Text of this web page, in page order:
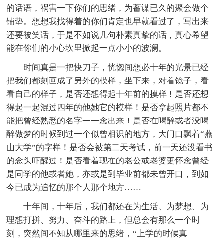
的话语，祸害一下你们的思绪，为蓄谋已久的聚会做个
铺垫。想想我找得着的你们肯定也早就看过了，写出来
还要被笑话，于是不如说几句朴素真挚的话，真心希望
能在你们的小心坎里掀起一点小小的波澜。
时间真是一把快刀子，恍惚间想必十年的光景已经
把我们都刻画成了另外的模样，坐下来，对着镜子，看
看自己的样子，是否还想得起十年前的摸样！是否还想
得起一起混过四年的他她它的模样！是否拿起照片都不
能把曾经熟悉的名字一一念出来！是否在喝醉或者没喝
醉做梦的时候到过一个似曾相识的地方，大门口飘着“燕
山大学”的字样！是否会被第二天考试，前一天还没看书
的念头吓醒过！是否看着现在的老公或老婆更怀念曾经
是同学的他或者她，亦或是到毕业前都未曾开口，到如
今已成为追忆的那个人那个地方……
十年间，十年后，我们都还在为生活、为梦想、为
理想打拼、努力、奋斗的路上，但总会有那么一个时
刻，突然间不知从哪里来的思绪，“上学的时候真